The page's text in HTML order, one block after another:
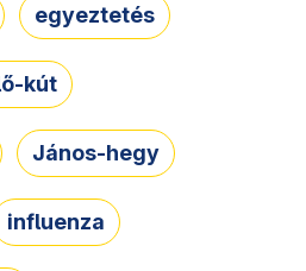
egyeztetés
kút
János-hegy
influenza